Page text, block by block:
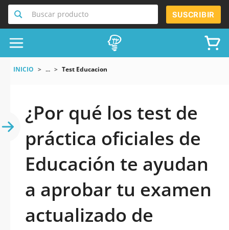
Buscar producto SUSCRIBIR
INICIO ... Test Educacion
¿Por qué los test de
práctica oficiales de
Educación te ayudan
a aprobar tu examen
actualizado de